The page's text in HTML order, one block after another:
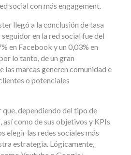
social con más engagement.
llegó a la conclusión de tasa
en la red social fue del
en Facebook y un 0,03% en
lo tanto, de un gran
las marcas generen comunidad e
o potenciales
dependiendo del tipo de
así como de sus objetivos y KPIs
elegir las redes sociales más
estrategia. Lógicamente,